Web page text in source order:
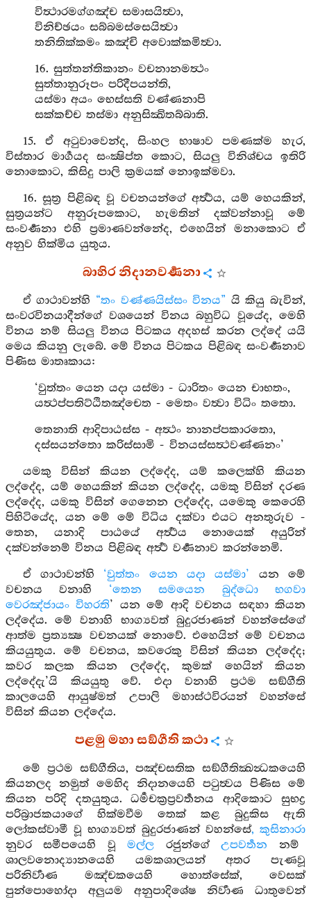
විත්‍ථාරමග්ගඤ්ච සමාසයිත්‍වා,
විනිච්ඡයං සබ්බමස්සෙයිත්‍වා
තනිතික්කමං කඤ්චි අවොක්කමිත්‍වා.
16. සුත්තන්තිකානං වචනානමත්‍ථං
සුත්තානුරූපං පරිදීපයන්ති,
යස්මා අයං භෙස්සති වණ්ණනාපි
සක්කච්ච තස්මා අනුසික්‍ඛිතබ්බාති.
15. ඒ අටුවාවෙන්ද, සිංහල භාෂාව පමණක්ම හැර,
විස්තාර මාර්‍ගයද සංක්‍ෂිප්ත කොට, සියලු විනිශ්චය ඉතිරි
නොකොට, කිසිදු පාලි ක්‍රමයක් නොඉක්මවා.
16. සූත්‍ර පිළිබඳ වූ වචනයන්ගේ අර්‍ත්‍ථය, යම් හෙයකින්,
සුත්‍රයන්ට අනුරූපකොට, හැමතින් දක්වන්නාවූ මේ
සංවර්‍ණනා එහි ප්‍රමාණවන්නේද, එහෙයින් මනාකොට ඒ
අනුව හික්මිය යුතුය.
බාහිර නිදානවර්‍ණනා
ඒ ගාථාවන්හි “තං වණ්ණයිස්සං විනය” යි කියු බැවින්,
සංවරවිනයාදීන්ගේ වශයෙන් විනය බහුවිධ වූයේද, මෙහි
විනය නම් සියලු විනය පිටකය අදහස් කරන ලද්දේ යයි
මෙය කියනු ලැබේ. මේ විනය පිටකය පිළිබඳ සංවර්‍ණනාව
පිණිස මාතෘකාය:
‘වුත්තං යෙන යදා යස්මා - ධාරිතං යෙන චාභතං,
යත්‍ථප්පතිට්ඨිතඤ්චෙත - මෙතං වත්‍වා විධිං තතො.
තෙනාති ආදිපාඨස්ස - අත්‍ථං නානප්පකාරතො,
දස්සයන්තො කරිස්සාමි - විනයස්සත්‍ථවණ්ණනං’
යමකු විසින් කියන ලද්දේද, යම් කලෙක්හි කියන
ලද්දේද, යම් හෙයකින් කියන ලද්දේද, යමකු විසින් දරණ
ලද්දේද, යමකු විසින් ගෙනෙන ලද්දේද, යමෙකු කෙරෙහි
පිහිටියේද, යන මේ මේ විධිය දක්වා එයට අනතුරුව -
තෙන, යනාදි පාඨයේ අර්‍ත්‍ථය නොයෙක් අයුරින්
දක්වන්නෙම් විනය පිළිබඳ අර්‍ත්‍ථ වර්‍ණනාව කරන්නෙමි.
ඒ ගාථාවන්හි ‘වුත්තං යෙන යදා යස්මා’ යන මේ
වචනය වනාහි ‘තෙන සමයෙන බුද්ධො භගවා
වෙරඤ්ජායං විහරති’ යන මේ ආදි වචනය සඳහා කියන
ලද්දේය. මේ වනාහි භාග්‍යවත් බුදුරජාණන් වහන්සේගේ
ආත්ම ප්‍රත්‍යක්‍ෂ වචනයක් නොවේ. එහෙයින් මේ වචනය
කියයුතුය. මේ වචනය, කවරෙකු විසින් කියන ලද්දේද;
කවර කලක කියන ලද්දේද, කුමක් හෙයින් කියන
ලද්දේදැ’යි කියයුතු වේ. එදා වනාහි ප්‍රථම සඞ්ගීති
කාලයෙහි ආයුෂ්මත් උපාලි මහාස්ථවිරයන් වහන්සේ
විසින් කියන ලද්දේය.
පළමු මහා සඞ්ගීති කථා
මේ ප්‍රථම සඞ්ගීතිය, පඤ්චසතික සඞ්ගීතික්‍ඛන්‍ධකයෙහි
කියනලද නමුත් මෙහිද නිදානයෙහි පටුත්‍වය පිණිස මේ
කියන පරිදි දතයුතුය. ධර්‍මචක්‍රප්‍රවර්‍තනය ආදිකොට සුභද්‍ර
පරිබ්‍රාජකයාගේ හික්මවීම තෙක් කළ බුදුකිස ඇති
ලෝකස්වාමී වූ භාග්‍යවත් බුදුරජාණන් වහන්සේ, කුසිනාරා
නුවර සමීපයෙහි වූමල්ල රජුන්ගේඋපවර්‍තන නම්
ශාලවනොද්‍යානයෙහි යමකශාලයන් අතර පැණවූ
පරිනිර්‍වාණ මඤ්චකයෙහි හොත්සේක්, වෙසක්
පුන්පොහෝදා අලුයම අනුපාදිශේෂ නිර්‍වාණ ධාතුවෙන්